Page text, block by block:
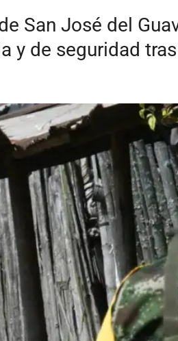
San José del
y de seguridad